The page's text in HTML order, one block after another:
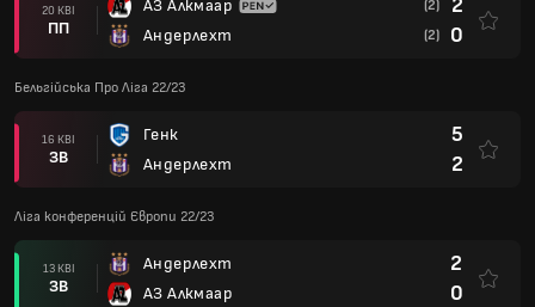
20 КВІ
ПП
АЗ Алкмаар
Андерлехт
(2) 2
(2) 0
Бельгійська Про Ліга 22/23
16 КВІ
ЗВ
Генк
Андерлехт
5
2
Ліга конференцій Європи 22/23
13 КВІ
ЗВ
Андерлехт
АЗ Алкмаар
2
0